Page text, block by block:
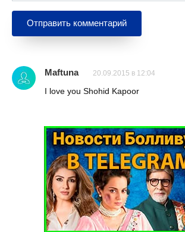
Maftuna 20.09.2015 в 12:04
I love you Shohid Kapoor